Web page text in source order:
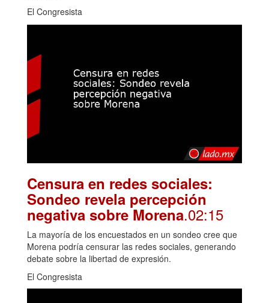
El Congresista
Censura en redes sociales:
Sondeo revela percepción
negativa sobre Morena.02:15
La mayoría de los encuestados en un sondeo cree que
Morena podría censurar las redes sociales, generando
debate sobre la libertad de expresión.
El Congresista